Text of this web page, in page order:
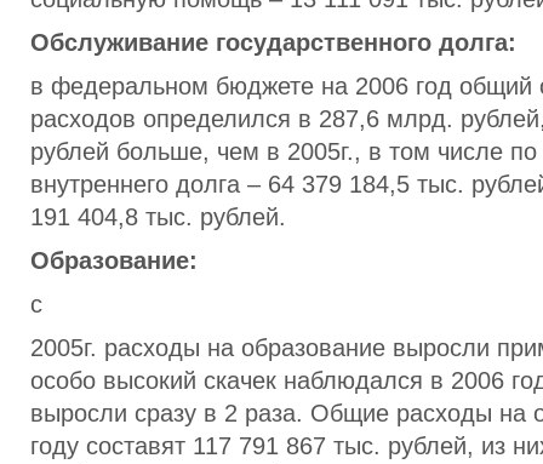
Обслуживание государственного долга:
в федеральном бюджете на 2006 год общий
расходов определился в 287,6 млрд.
рублей больше, чем в 2005г., в том числе
внутреннего долга – 64 379 184,5 тыс.
191 404,8 тыс. рублей.
Образование:
с
2005г. расходы на образование выросли
особо высокий скачек наблюдался в 2006
выросли сразу в 2 раза. Общие расходы на
году составят 117 791 867 тыс. рублей, из